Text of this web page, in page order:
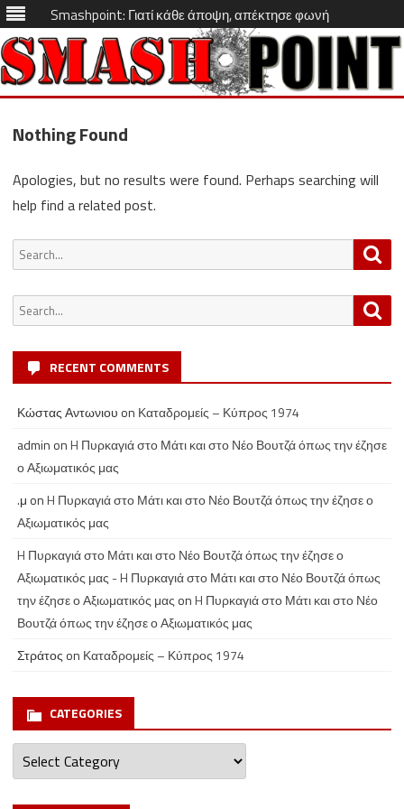
Smashpoint: Γιατί κάθε άποψη, απέκτησε φωνή
Skip
Nothing Found
Apologies, but no results were found. Perhaps searching will
help find a related post.
Search
for:
Search
for:
RECENT COMMENTS
Κώστας Αντωνιου on Καταδρομείς – Κύπρος 1974
admin onH Πυρκαγιά στο Μάτι και στο Νέο Βουτζά όπως την έζησε
ο Αξιωματικός μας
.μ onH Πυρκαγιά στο Μάτι και στο Νέο Βουτζά όπως την έζησε ο
Αξιωματικός μας
H Πυρκαγιά στο Μάτι και στο Νέο Βουτζά όπως την έζησε ο
Αξιωματικός μας - H Πυρκαγιά στο Μάτι και στο Νέο Βουτζά όπως
την έζησε ο Αξιωματικός μας onH Πυρκαγιά στο Μάτι και στο Νέο
Βουτζά όπως την έζησε ο Αξιωματικός μας
Στράτος on Καταδρομείς – Κύπρος 1974
CATEGORIES
Categories